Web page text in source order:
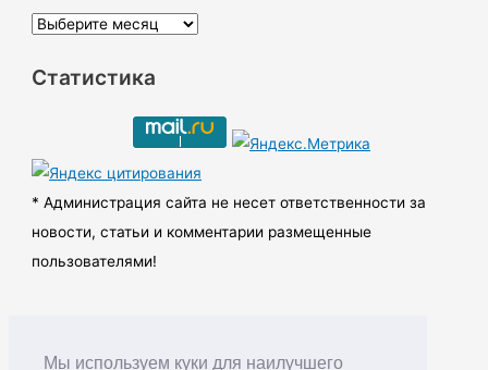
Мы используем куки для наилучшего
А
х
ы
Статистика
* Администрация сайта не несет ответственности за
новости, статьи и комментарии размещенные
пользователями!